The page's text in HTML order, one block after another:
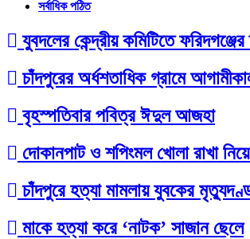
সর্বাধিক পঠিত
যুবদলের কেন্দ্রীয় কমিটিতে
চাঁদপুরের অর্ধশতাধিক গ্রামে
বৃহস্পতিবার পবিত্র ঈদুল আজহা
দোকানপাট ও শপিংমল খোলা রাখা নিয়ে
চাঁদপুরে হত্যা মামলায় যুবকের
মাকে হত্যা করে ‘নাটক’ সাজান ছেলে